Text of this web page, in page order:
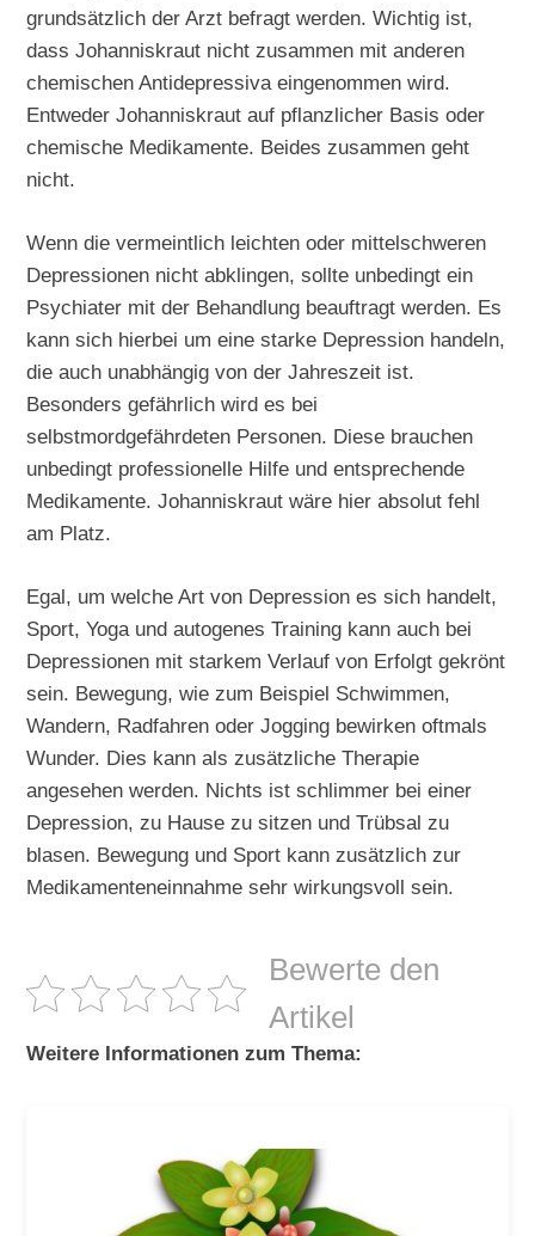
grundsätzlich der Arzt befragt werden. Wichtig ist,
dass Johanniskraut nicht zusammen mit anderen
chemischen Antidepressiva eingenommen wird.
Entweder Johanniskraut auf pflanzlicher Basis oder
chemische Medikamente. Beides zusammen geht
nicht.
Wenn die vermeintlich leichten oder mittelschweren
Depressionen nicht abklingen, sollte unbedingt ein
Psychiater mit der Behandlung beauftragt werden. Es
kann sich hierbei um eine starke Depression handeln,
die auch unabhängig von der Jahreszeit ist.
Besonders gefährlich wird es bei
selbstmordgefährdeten Personen. Diese brauchen
unbedingt professionelle Hilfe und entsprechende
Medikamente. Johanniskraut wäre hier absolut fehl
am Platz.
Egal, um welche Art von Depression es sich handelt,
Sport, Yoga und autogenes Training kann auch bei
Depressionen mit starkem Verlauf von Erfolgt gekrönt
sein. Bewegung, wie zum Beispiel Schwimmen,
Wandern, Radfahren oder Jogging bewirken oftmals
Wunder. Dies kann als zusätzliche Therapie
angesehen werden. Nichts ist schlimmer bei einer
Depression, zu Hause zu sitzen und Trübsal zu
blasen. Bewegung und Sport kann zusätzlich zur
Medikamenteneinnahme sehr wirkungsvoll sein.
Bewerte den
Artikel
Weitere Informationen zum Thema: